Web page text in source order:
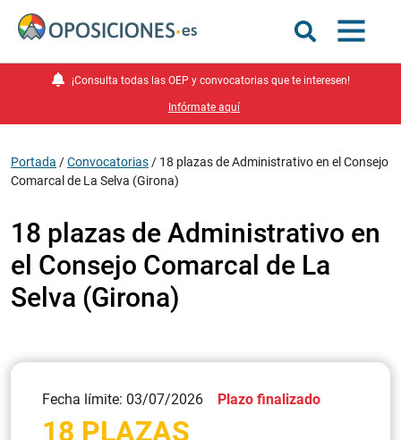
¡Consulta todas las OEP y convocatorias que te interesen!
Infórmate aquí
Portada /Convocatorias / 18 plazas de Administrativo en el Consejo
Comarcal de La Selva (Girona)
18 plazas de Administrativo en
el Consejo Comarcal de La
Selva (Girona)
Fecha límite: 03/07/2026 Plazo finalizado
18 PLAZAS